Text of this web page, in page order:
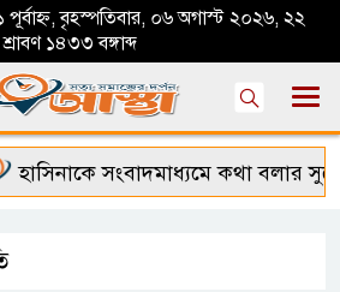
বৃহস্পতিবার, ০৬ অগাস্ট ২০২৬, ২২
শ্রাবণ ১৪৩৩ বঙ্গাব্দ
সংবাদমাধ্যমে কথা বলার